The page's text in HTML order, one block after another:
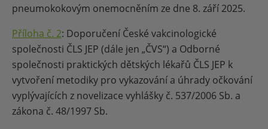
pneumokokovým onemocněním ze dne 8. září 2025.
Příloha č. 2: Doporučení České vakcinologické
společnosti ČLS JEP (dále jen „ČVS“) a Odborné
společnosti praktických dětských lékařů ČLS JEP k
vytvoření metodiky pro vykazování a úhrady očkování
vyplývajících z novelizace vyhlášky č. 537/2006 Sb. a
zákona č. 48/1997 Sb.